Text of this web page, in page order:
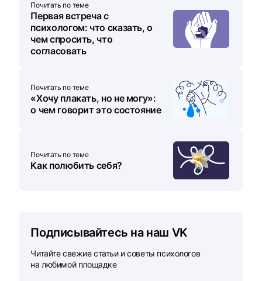
Почитать по теме
Первая встреча с
психологом: что сказать, о
чем спросить, что
согласовать
Почитать по теме
«Хочу плакать, но не могу»:
о чем говорит это состояние
Почитать по теме
Как полюбить себя?
Подписывайтесь на наш VK
Читайте свежие статьи и советы психологов
на любимой площадке